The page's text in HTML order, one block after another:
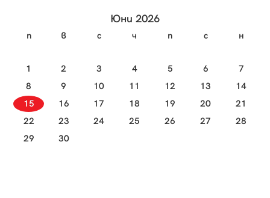
Юни 2026
п в с ч п с н
1 2 3 4 5 6
7
8
9 10 11 12 13
14
15
16 17 18 19 20
21
22
23 24 25 26 27
28
29
30